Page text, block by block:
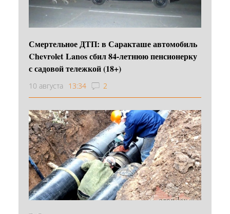
Смертельное ДТП: в Саракташе автомобиль
Chevrolet Lanos сбил 84-летнюю пенсионерку
с садовой тележкой (18+)
10 августа 13:34 2